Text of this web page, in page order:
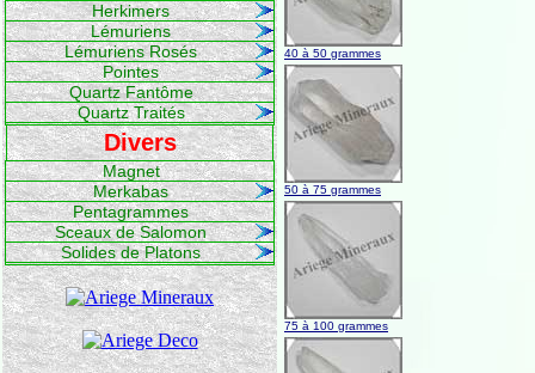
Herkimers
Lémuriens
Lémuriens Rosés
Pointes
Quartz Fantôme
Quartz Traités
Divers
Magnet
Merkabas
Pentagrammes
Sceaux de Salomon
Solides de Platons
40 à 50 grammes
50 à 75 grammes
75 à 100 grammes